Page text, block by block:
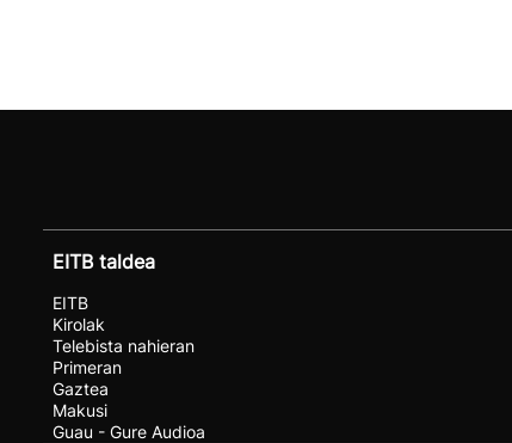
EITB taldea
EITB
Kirolak
Telebista nahieran
Primeran
Gaztea
Makusi
Guau - Gure Audioa